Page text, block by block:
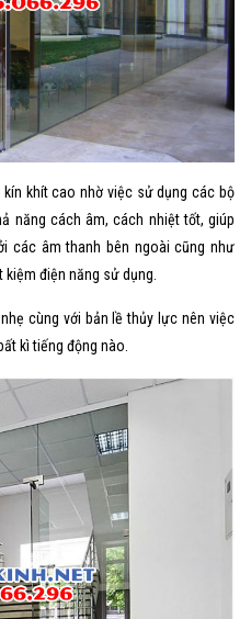
khít cao nhờ việc sử dụng các bộ
năng cách âm, cách nhiệt tốt, giúp
các âm thanh bên ngoài cũng như
kiệm điện năng sử dụng.
cùng với bản lề thủy lực nên việc
kì tiếng động nào.